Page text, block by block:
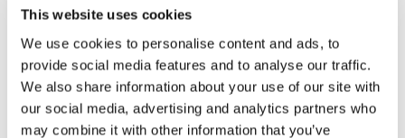
This website uses cookies
We use cookies to personalise content and ads, to
provide social media features and to analyse our traffic.
We also share information about your use of our site with
our social media, advertising and analytics partners who
may combine it with other information that you’ve
zu...
Mehr erfahren